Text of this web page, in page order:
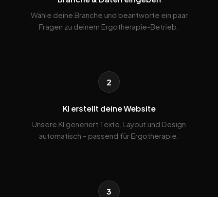
Wähle deine Branche und beantworte ein paar
Fragen zu deinem Ergotherapie-Betrieb.
2
KI erstellt deine Website
Unsere KI generiert Texte, Layout und Design
automatisch – passend für Ergotherapie.
3